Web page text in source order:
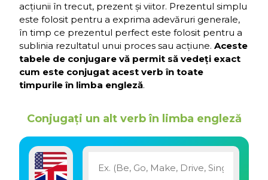
acțiunii în trecut, prezent și viitor. Prezentul simplu
este folosit pentru a exprima adevăruri generale,
în timp ce prezentul perfect este folosit pentru a
sublinia rezultatul unui proces sau acțiune. Aceste
tabele de conjugare vă permit să vedeți exact
cum este conjugat acest verb în toate
timpurile în limba engleză.
Conjugați un alt verb în limba engleză